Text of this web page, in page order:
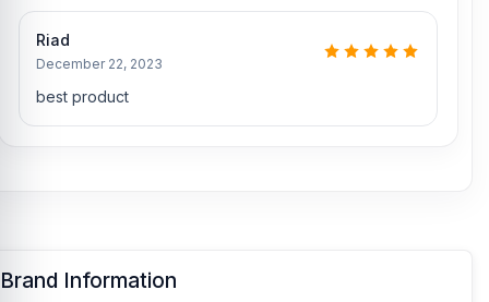
Riad
December 22, 2023
best product
Brand Information